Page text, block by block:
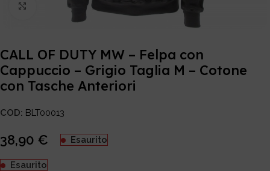
Click to enlarge
CALL OF DUTY MW – Felpa con
Cappuccio – Grigio Taglia M – Cotone
con Tasche Anteriori
COD: BLT00013
38,90 € Esaurito
Esaurito